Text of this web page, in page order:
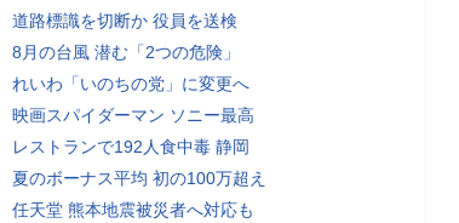
道路標識を切断か 役員を送検
8月の台風 潜む「2つの危険」
れいわ「いのちの党」に変更へ
映画スパイダーマン ソニー最高
レストランで192人食中毒 静岡
夏のボーナス平均 初の100万超え
任天堂 熊本地震被災者へ対応も